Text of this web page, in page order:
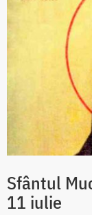
Sfântul
11 iulie